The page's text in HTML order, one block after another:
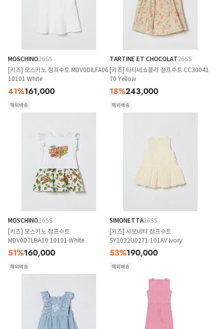
MOSCHINO26SS
[키즈] 모스키노 점프수트 MDV0DILFA06
10101 White
41%161,000
해외배송
TARTINE ET CHOCOLAT26SS
[키즈] 타티네쇼콜라 점프수트 CC30041
70 Yellow
18%243,000
해외배송
MOSCHINO26SS
[키즈] 모스키노 점프수트
MDV0D7LBA10 10101 White
51%160,000
해외배송
SIMONETTA26SS
[키즈] 시모네타 점프수트
SY1032U0271 101AV Ivory
53%190,000
해외배송